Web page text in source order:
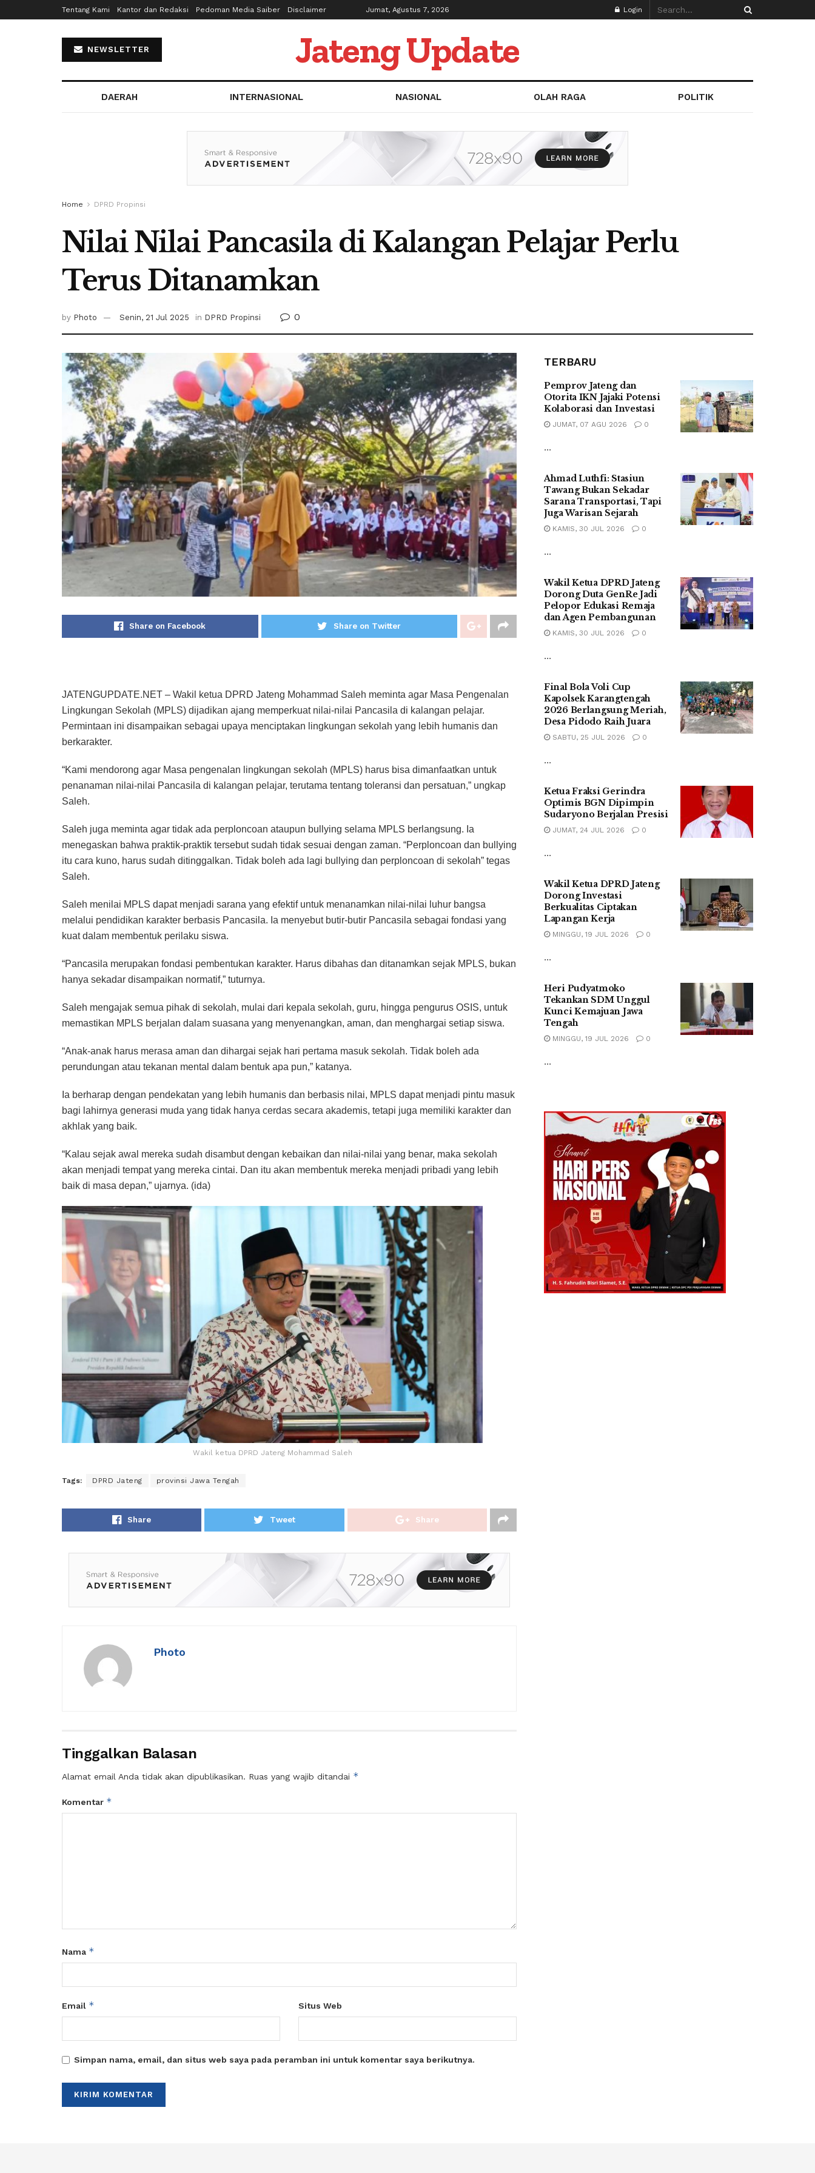
Tentang Kami Kantor dan Redaksi Pedoman Media Saiber Disclaimer Jumat, Agustus 7, 2026 Login
NEWSLETTER Jateng Update
DAERAH INTERNASIONAL NASIONAL OLAH RAGA POLITIK
Home DPRD Propinsi
Nilai Nilai Pancasila di Kalangan Pelajar Perlu
Terus Ditanamkan
by Photo Senin, 21 Jul 2025 in DPRD Propinsi 0
Share on Facebook Share on Twitter
JATENGUPDATE.NET – Wakil ketua DPRD Jateng Mohammad Saleh meminta agar Masa Pengenalan
Lingkungan Sekolah (MPLS) dijadikan ajang memperkuat nilai-nilai Pancasila di kalangan pelajar.
Permintaan ini disampaikan sebagai upaya menciptakan lingkungan sekolah yang lebih humanis dan
berkarakter.
“Kami mendorong agar Masa pengenalan lingkungan sekolah (MPLS) harus bisa dimanfaatkan untuk
penanaman nilai-nilai Pancasila di kalangan pelajar, terutama tentang toleransi dan persatuan,” ungkap
Saleh.
Saleh juga meminta agar tidak ada perploncoan ataupun bullying selama MPLS berlangsung. Ia
menegaskan bahwa praktik-praktik tersebut sudah tidak sesuai dengan zaman. “Perploncoan dan bullying
itu cara kuno, harus sudah ditinggalkan. Tidak boleh ada lagi bullying dan perploncoan di sekolah” tegas
Saleh.
Saleh menilai MPLS dapat menjadi sarana yang efektif untuk menanamkan nilai-nilai luhur bangsa
melalui pendidikan karakter berbasis Pancasila. Ia menyebut butir-butir Pancasila sebagai fondasi yang
kuat dalam membentuk perilaku siswa.
“Pancasila merupakan fondasi pembentukan karakter. Harus dibahas dan ditanamkan sejak MPLS, bukan
hanya sekadar disampaikan normatif,” tuturnya.
Saleh mengajak semua pihak di sekolah, mulai dari kepala sekolah, guru, hingga pengurus OSIS, untuk
memastikan MPLS berjalan dalam suasana yang menyenangkan, aman, dan menghargai setiap siswa.
“Anak-anak harus merasa aman dan dihargai sejak hari pertama masuk sekolah. Tidak boleh ada
perundungan atau tekanan mental dalam bentuk apa pun,” katanya.
Ia berharap dengan pendekatan yang lebih humanis dan berbasis nilai, MPLS dapat menjadi pintu masuk
bagi lahirnya generasi muda yang tidak hanya cerdas secara akademis, tetapi juga memiliki karakter dan
akhlak yang baik.
“Kalau sejak awal mereka sudah disambut dengan kebaikan dan nilai-nilai yang benar, maka sekolah
akan menjadi tempat yang mereka cintai. Dan itu akan membentuk mereka menjadi pribadi yang lebih
baik di masa depan,” ujarnya. (ida)
Wakil ketua DPRD Jateng Mohammad Saleh
Tags: DPRD Jateng provinsi Jawa Tengah
Share Tweet Share
Photo
Tinggalkan Balasan
Alamat email Anda tidak akan dipublikasikan. Ruas yang wajib ditandai *
Komentar *
Nama *
Email * Situs Web
Simpan nama, email, dan situs web saya pada peramban ini untuk komentar saya berikutnya.
TERBARU
Pemprov Jateng dan
Otorita IKN Jajaki Potensi
Kolaborasi dan Investasi
JUMAT, 07 AGU 2026 0
...
Ahmad Luthfi: Stasiun
Tawang Bukan Sekadar
Sarana Transportasi, Tapi
Juga Warisan Sejarah
KAMIS, 30 JUL 2026 0
...
Wakil Ketua DPRD Jateng
Dorong Duta GenRe Jadi
Pelopor Edukasi Remaja
dan Agen Pembangunan
KAMIS, 30 JUL 2026 0
...
Final Bola Voli Cup
Kapolsek Karangtengah
2026 Berlangsung Meriah,
Desa Pidodo Raih Juara
SABTU, 25 JUL 2026 0
...
Ketua Fraksi Gerindra
Optimis BGN Dipimpin
Sudaryono Berjalan Presisi
JUMAT, 24 JUL 2026 0
...
Wakil Ketua DPRD Jateng
Dorong Investasi
Berkualitas Ciptakan
Lapangan Kerja
MINGGU, 19 JUL 2026 0
...
Heri Pudyatmoko
Tekankan SDM Unggul
Kunci Kemajuan Jawa
Tengah
MINGGU, 19 JUL 2026 0
...